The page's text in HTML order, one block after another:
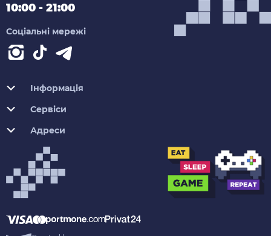
10:00 - 21:00
Соціальні мережі
Інформація
Сервіси
Адреси